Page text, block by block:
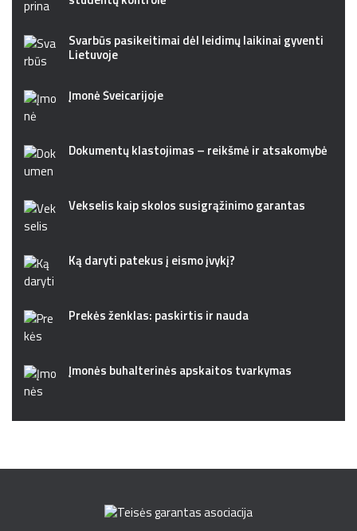
Svarbūs pasikeitimai dėl leidimų laikinai gyventi
Lietuvoje
Įmonė Šveicarijoje
Dokumentų klastojimas – reikšmė ir atsakomybė
Vekselis kaip skolos susigrąžinimo garantas
Ką daryti patekus į eismo įvykį?
Prekės ženklas: paskirtis ir nauda
Įmonės buhalterinės apskaitos tvarkymas